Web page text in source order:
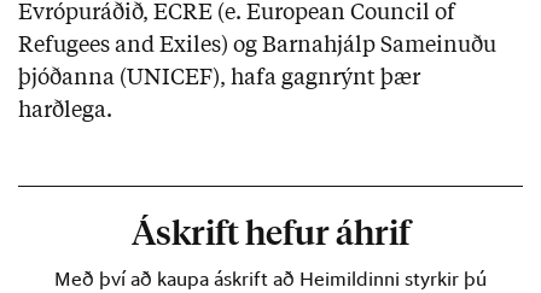
Evrópuráðið, ECRE (e. European Council of
Refugees and Exiles) og Barnahjálp Sameinuðu
þjóðanna (UNICEF), hafa gagnrýnt þær
harðlega.
Áskrift hefur áhrif
Með því að kaupa áskrift að Heimildinni styrkir þú